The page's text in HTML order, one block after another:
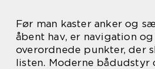
Før man kaster anker og
åbent hav, er navigation
overordnede punkter, der
listen. Moderne bådudstyr